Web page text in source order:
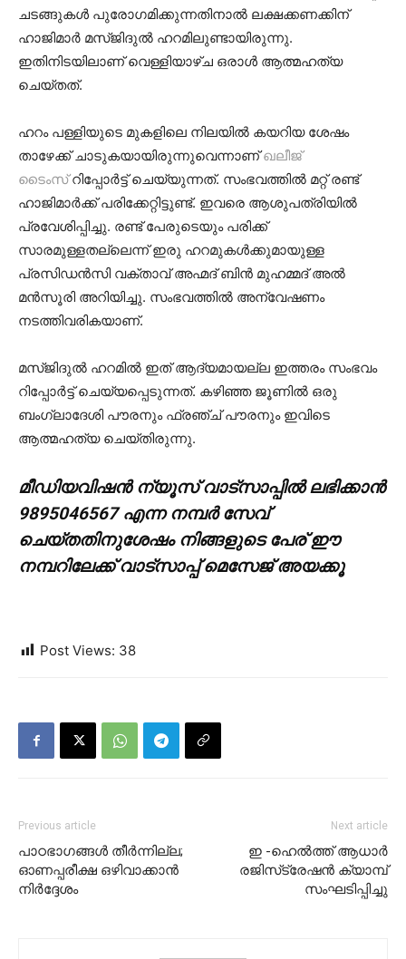
ചടങ്ങുകള്‍ പുരോഗമിക്കുന്നതിനാല്‍ ലക്ഷക്കണക്കിന്
ഹാജിമാര്‍ മസ്ജിദുല്‍ ഹറമിലുണ്ടായിരുന്നു.
ഇതിനിടയിലാണ് വെള്ളിയാഴ്ച ഒരാള്‍ ആത്മഹത്യ
ചെയ്തത്.
ഹറം പള്ളിയുടെ മുകളിലെ നിലയില്‍ കയറിയ ശേഷം
താഴേക്ക് ചാടുകയായിരുന്നുവെന്നാണ്ഖലീജ്
ടൈംസ്റിപ്പോര്‍ട്ട് ചെയ്യുന്നത്. സംഭവത്തില്‍ മറ്റ് രണ്ട്
ഹാജിമാര്‍ക്ക് പരിക്കേറ്റിട്ടുണ്ട്. ഇവരെ ആശുപത്രിയില്‍
പ്രവേശിപ്പിച്ചു. രണ്ട് പേരുടെയും പരിക്ക്
സാരമുള്ളതല്ലെന്ന് ഇരു ഹറമുകള്‍ക്കുമായുള്ള
പ്രസിഡന്‍സി വക്താവ് അഹ്മദ് ബിന്‍ മുഹമ്മദ് അല്‍
മന്‍സൂരി അറിയിച്ചു. സംഭവത്തില്‍ അന്വേഷണം
നടത്തിവരികയാണ്.
മസ്ജിദുല്‍ ഹറമില്‍ ഇത് ആദ്യമായല്ല ഇത്തരം സംഭവം
റിപ്പോര്‍ട്ട് ചെയ്യപ്പെടുന്നത്. കഴിഞ്ഞ ജൂണില്‍ ഒരു
ബംഗ്ലാദേശി പൗരനും ഫ്രഞ്ച് പൗരനും ഇവിടെ
ആത്മഹത്യ ചെയ്തിരുന്നു.
മീഡിയവിഷൻ ന്യൂസ് വാട്സാപ്പില്‍ ലഭിക്കാന്‍
9895046567 എന്ന നമ്പര്‍ സേവ്
ചെയ്തതിനുശേഷം നിങ്ങളുടെ പേര് ഈ
നമ്പറിലേക്ക് വാട്സാപ്പ് മെസേജ് അയക്കൂ
Post Views: 38
Previous article
പാഠഭാഗങ്ങള്‍ തീര്‍ന്നില്ല;
ഓണപ്പരീക്ഷ ഒഴിവാക്കാന്‍
നിര്‍ദ്ദേശം
Next article
ഇ -ഹെൽത്ത് ആധാർ
രജിസ്‌ട്രേഷൻ ക്യാമ്പ്
സംഘടിപ്പിച്ചു